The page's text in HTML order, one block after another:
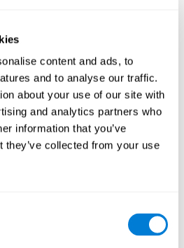
content and ads, to
and to analyse our traffic.
about your use of our site with
and analytics partners who
information that you’ve
they’ve collected from your use
vast te houden of te manipuleren
te herstellen.
en dyslexie. Mensen met dyslexie
cognitieve vaardigheid
is het vermogen om een
niet correct verwerkt wordt.